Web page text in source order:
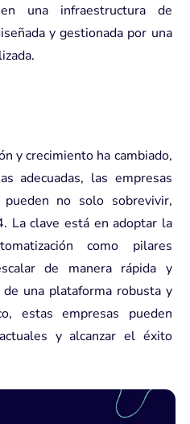
una infraestructura de
y gestionada por una
y crecimiento ha cambiado,
adecuadas, las empresas
pueden no solo sobrevivir,
La clave está en adoptar la
como pilares
de manera rápida y
una plataforma robusta y
estas empresas pueden
y alcanzar el éxito